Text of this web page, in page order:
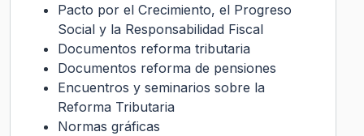
Pacto por el Crecimiento, el Progreso
Social y la Responsabilidad Fiscal
Documentos reforma tributaria
Documentos reforma de pensiones
Encuentros y seminarios sobre la
Reforma Tributaria
Normas gráficas